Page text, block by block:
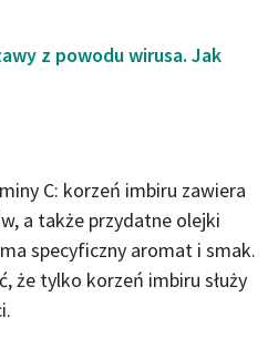
z powodu wirusa. Jak
C: korzeń imbiru zawiera
a także przydatne olejki
specyficzny aromat i smak.
że tylko korzeń imbiru służy